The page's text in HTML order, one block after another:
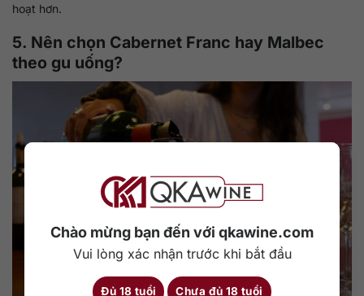
Chào mừng bạn đến với qkawine.com
Vui lòng xác nhận trước khi bắt đầu
Đủ 18 tuổi Chưa đủ 18 tuổi
hoạt hơn.
5. Nên chọn Cabernet Franc hay Malbec
theo gu uống?